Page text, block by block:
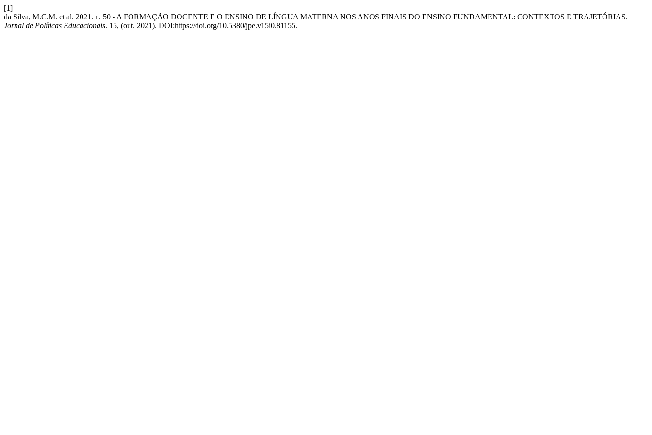
[1]
da Silva, M.C.M. et al. 2021. n. 50 - A FORMAÇÃO DOCENTE E O ENSINO DE LÍNGUA MATERNA NOS ANOS FINAIS DO ENSINO FUNDAMENTAL: CONTEXTOS E TRAJETÓRIAS.
Jornal de Políticas Educacionais. 15, (out. 2021). DOI:https://doi.org/10.5380/jpe.v15i0.81155.